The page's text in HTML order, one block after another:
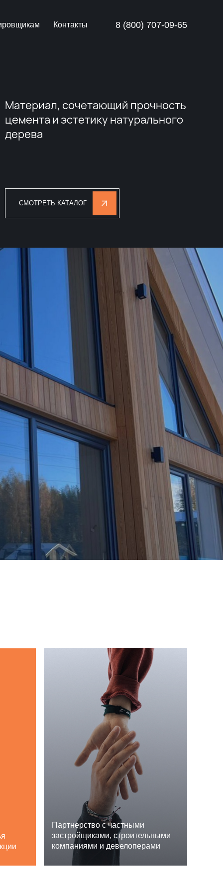
Контакты 8 (800) 707-09-65
Материал, сочетающий прочность
цемента и эстетику натурального
дерева
СМОТРЕТЬ КАТАЛОГ
Партнерство с частными
застройщиками, строительными
компаниями и девелоперами